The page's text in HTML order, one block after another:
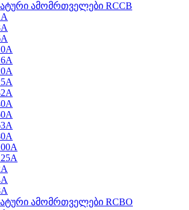
ამომრთველები RCCB
ამომრთველები RCBO